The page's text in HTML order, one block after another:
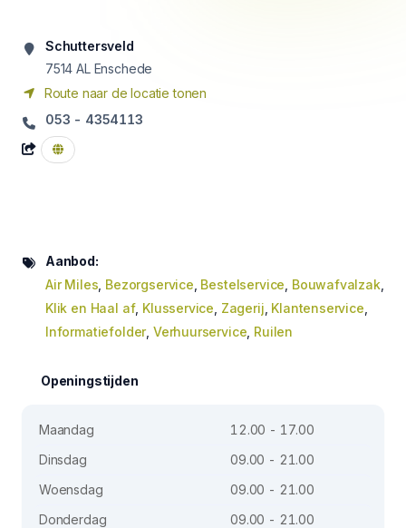
Schuttersveld
7514 AL Enschede
Route naar de locatie tonen
053 - 4354113
Aanbod:
Air Miles Bezorgservice Bestelservice Bouwafvalzak,
Klik en Haal af, Klusservice Zagerij Klantenservice
Informatiefolder, Verhuurservice Ruilen
Openingstijden
Maandag
12.00 - 17.00
Dinsdag
09.00 - 21.00
Woensdag
09.00 - 21.00
Donderdag
09.00 - 21.00